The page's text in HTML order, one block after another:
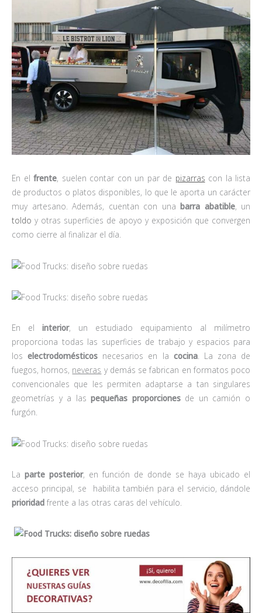
En el frente, suelen contar con un par de pizarras con la lista
de productos o platos disponibles, lo que le aporta un carácter
muy artesano. Además, cuentan con una barra abatible, un
toldo y otras superficies de apoyo y exposición que convergen
como cierre al finalizar el día.
En el interior, un estudiado equipamiento al milímetro
proporciona todas las superficies de trabajo y espacios para
loselectrodomésticos necesarios en la cocina. La zona de
fuegos, hornos, neveras y demás se fabrican en formatos poco
convencionales que les permiten adaptarse a tan singulares
geometrías y a las pequeñas proporcionesde un camión o
furgón.
La parte posterior, en función de donde se haya ubicado el
acceso principal, se habilita también para el servicio, dándole
prioridad frente a las otras caras del vehículo.